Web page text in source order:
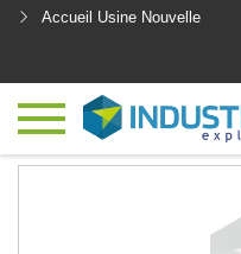
Accueil Usine Nouvelle